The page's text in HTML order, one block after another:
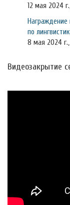
12 мая 2024
Награждение
по
8 мая 2024
Видеозакрытие